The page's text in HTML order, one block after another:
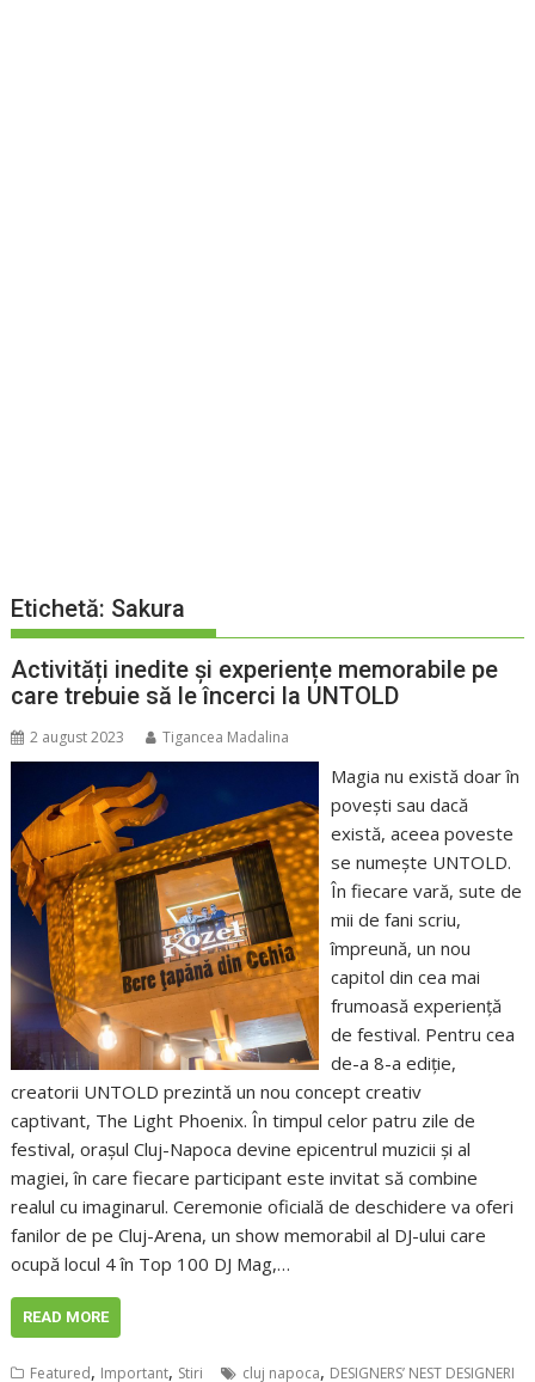
Etichetă: Sakura
Activități inedite și experiențe memorabile pe
care trebuie să le încerci la UNTOLD
2 august 2023 Tigancea Madalina
Magia nu există doar în
povești sau dacă
există, aceea poveste
se numește UNTOLD.
În fiecare vară, sute de
mii de fani scriu,
împreună, un nou
capitol din cea mai
frumoasă experiență
de festival. Pentru cea
de-a 8-a ediție,
creatorii UNTOLD prezintă un nou concept creativ
captivant, The Light Phoenix. În timpul celor patru zile de
festival, orașul Cluj-Napoca devine epicentrul muzicii și al
magiei, în care fiecare participant este invitat să combine
realul cu imaginarul. Ceremonie oficială de deschidere va oferi
fanilor de pe Cluj-Arena, un show memorabil al DJ-ului care
ocupă locul 4 în Top 100 DJ Mag,…
READ MORE
Featured, Important, Stiri cluj napoca, DESIGNERS’ NEST DESIGNERI